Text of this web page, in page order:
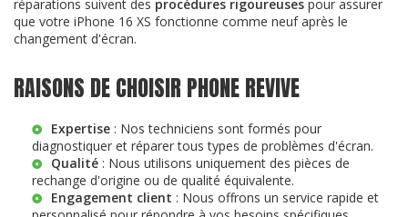
réparations suivent des procédures rigoureuses pour assurer
que votre iPhone 16 XS fonctionne comme neuf après le
changement d'écran.
RAISONS DE CHOISIR PHONE REVIVE
Expertise : Nos techniciens sont formés pour
diagnostiquer et réparer tous types de problèmes d'écran.
Qualité : Nous utilisons uniquement des pièces de
rechange d'origine ou de qualité équivalente.
Engagement client : Nous offrons un service rapide et